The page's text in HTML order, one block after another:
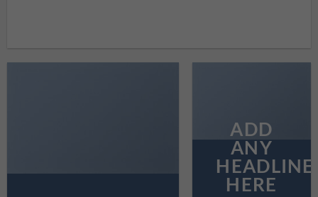
ADD
ANY
HEADLINE
HERE